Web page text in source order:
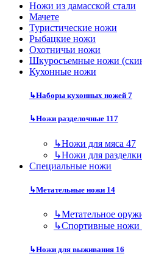
Ножи из дамасской стали
Мачете
Туристические ножи
Рыбацкие ножи
Охотничьи ножи
Шкуросъемные ножи
Кухонные ножи
↳Наборы кухонных ножей 7
↳Ножи разделочные 117
↳Ножи для мяса 47
↳Ножи для
Специальные ножи
↳Метательные ножи 14
↳Метательное
↳Спортивные ножи
↳Ножи для выживания 16